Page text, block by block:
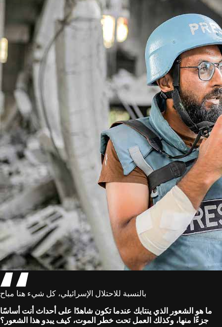
بالنسبة للاحتلال الإسرائيلي، كل شيء هنا مباح
ما هو الشعور الذي ينتابك عندما تكون شاهدًا على أحداث أنت أساسًا
جزءًا منها، وكذلك العمل تحت خطر الموت، كيف يبدو هذا الشعور؟